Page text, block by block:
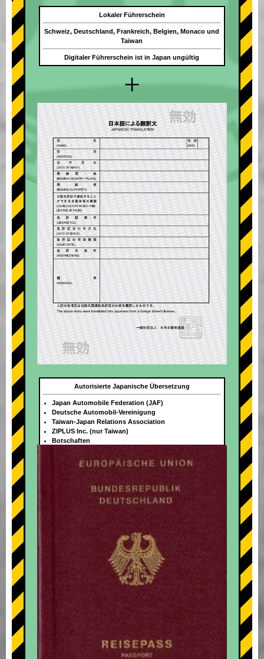
+
+
Lokaler Führerschein
Schweiz, Deutschland, Frankreich, Belgien, Monaco und
Taiwan
Digitaler Führerschein ist in Japan ungültig
Autorisierte Japanische Übersetzung
Japan Automobile Federation (JAF)
Deutsche Automobil-Vereinigung
Taiwan-Japan Relations Association
ZIPLUS Inc. (nur Taiwan)
Botschaften